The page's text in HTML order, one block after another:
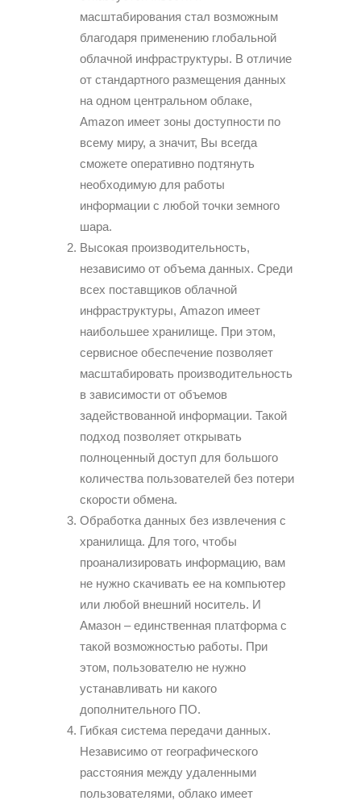
масштабирования стал возможным
благодаря применению глобальной
облачной инфраструктуры. В отличие
от стандартного размещения данных
на одном центральном облаке,
Amazon имеет зоны доступности по
всему миру, а значит, Вы всегда
сможете оперативно подтянуть
необходимую для работы
информации с любой точки земного
шара.
Высокая производительность,
независимо от объема данных. Среди
всех поставщиков облачной
инфраструктуры, Amazon имеет
наибольшее хранилище. При этом,
сервисное обеспечение позволяет
масштабировать производительность
в зависимости от объемов
задействованной информации. Такой
подход позволяет открывать
полноценный доступ для большого
количества пользователей без потери
скорости обмена.
Обработка данных без извлечения с
хранилища. Для того, чтобы
проанализировать информацию, вам
не нужно скачивать ее на компьютер
или любой внешний носитель. И
Амазон – единственная платформа с
такой возможностью работы. При
этом, пользователю не нужно
устанавливать ни какого
дополнительного ПО.
Гибкая система передачи данных.
Независимо от географического
расстояния между удаленными
пользователями, облако имеет